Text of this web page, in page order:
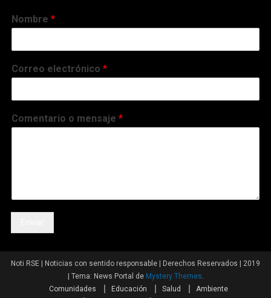
Nombre*
Correo electrónico*
Comentario o mensaje*
Noti RSE | Noticias con sentido responsable | Derechos Reservados | 2019
Tema: News Portal de Mystery Themes.
Comunidades
Educación Salud
Ambiente